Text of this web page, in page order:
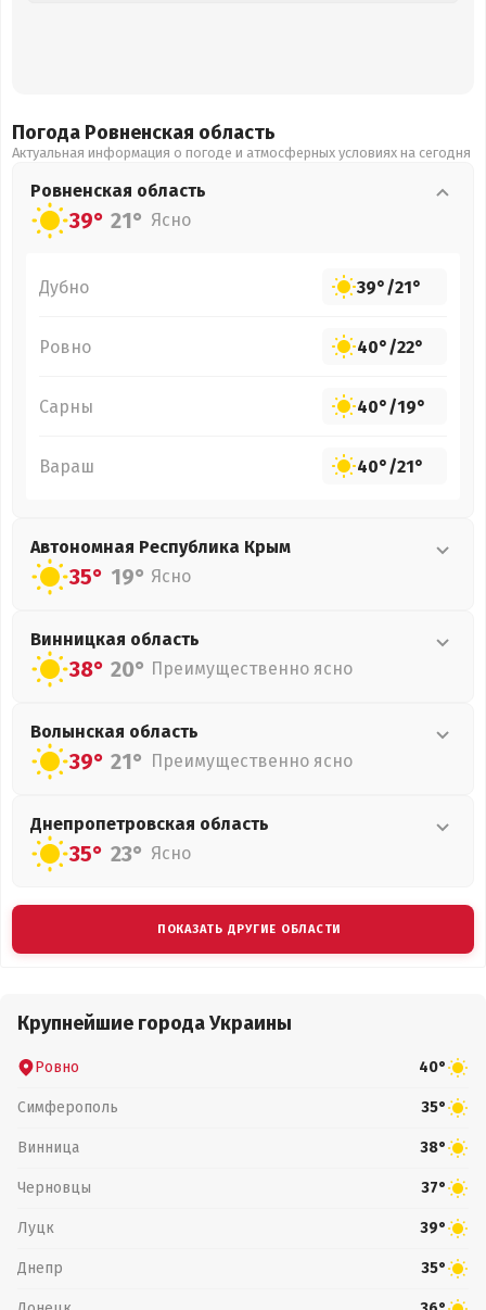
Погода Ровненская область
Актуальная информация о погоде и атмосферных условиях на сегодня
Ровненская область
39° 21° Ясно
Дубно 39°/21°
Ровно 40°/22°
Сарны 40°/19°
Вараш 40°/21°
Автономная Республика Крым
35° 19° Ясно
Винницкая область
38° 20° Преимущественно ясно
Волынская область
39° 21° Преимущественно ясно
Днепропетровская область
35° 23° Ясно
ПОКАЗАТЬ ДРУГИЕ ОБЛАСТИ
Крупнейшие города Украины
Ровно 40°
Симферополь 35°
Винница 38°
Черновцы 37°
Луцк 39°
Днепр 35°